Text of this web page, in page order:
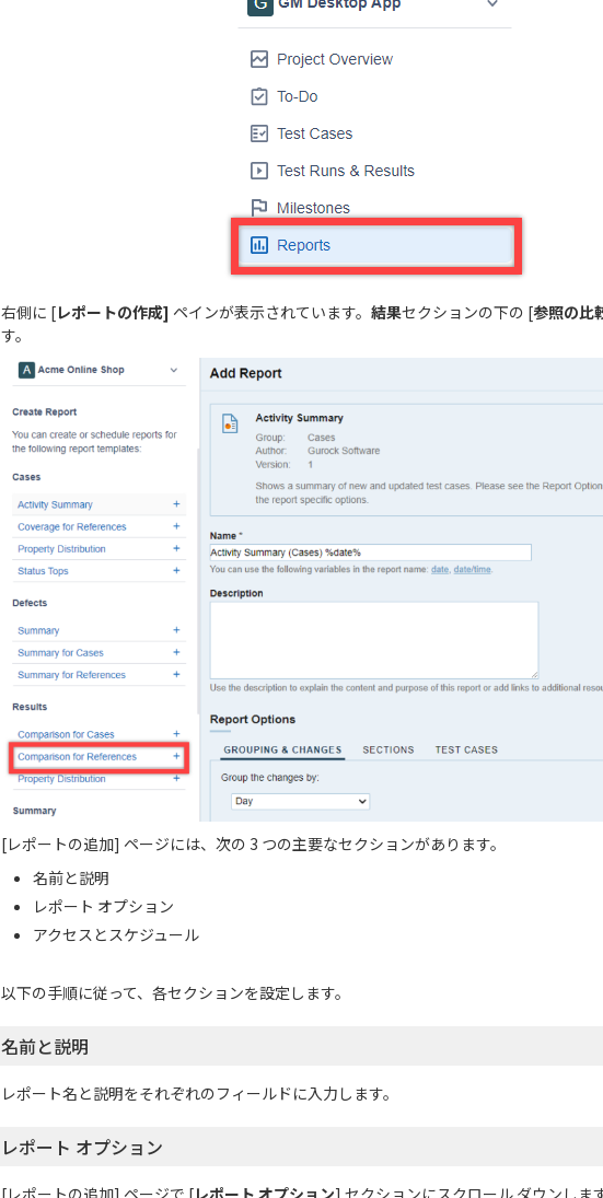
右側に [レポートの作成] ペインが表示されています。結果セクションの下の [参照の比
す。
[レポートの追加] ページには、次の 3 つの主要なセクションがあります。
名前と説明
レポート オプション
アクセスとスケジュール
以下の手順に従って、各セクションを設定します。
名前と説明
レポート名と説明をそれぞれのフィールドに入力します。
レポート オプション